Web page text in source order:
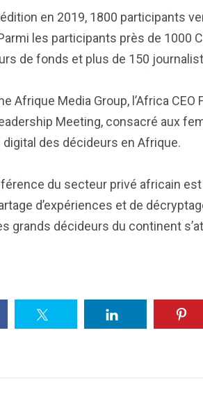
en 2019, 1800 participants
les participants près de 1000
de fonds et plus de 150
Afrique Media Group, l’Africa
Meeting, consacré aux
digital des décideurs en Afrique.
du secteur privé africain
d’expériences et de
grands décideurs du continent